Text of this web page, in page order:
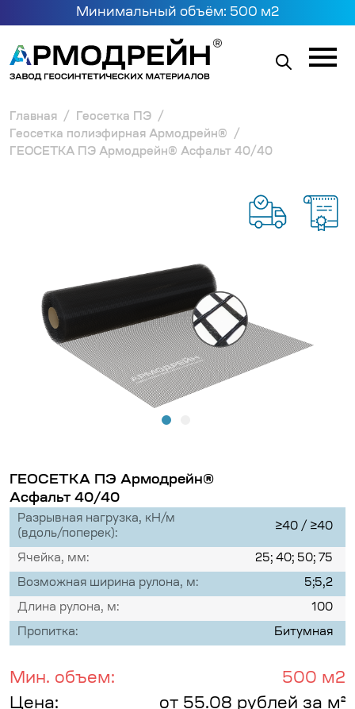
Главная
Геосетка ПЭ
Геосетка полиэфирная Армодрейн®
ГЕОСЕТКА ПЭ Армодрейн® Асфальт 40/40
ГЕОСЕТКА ПЭ Армодрейн®
Асфальт 40/40
Разрывная нагрузка, кН/м
(вдоль/поперек):
≥40 / ≥40
Ячейка, мм: 25; 40; 50; 75
Возможная ширина рулона, м: 5;5,2
Длина рулона, м: 100
Пропитка: Битумная
Мин. объем:
500 м2
Цена:
от 55.08 рублей за м²
Минимальный объём: 500 м2